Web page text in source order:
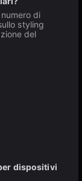
di
styling
del
dispositivi